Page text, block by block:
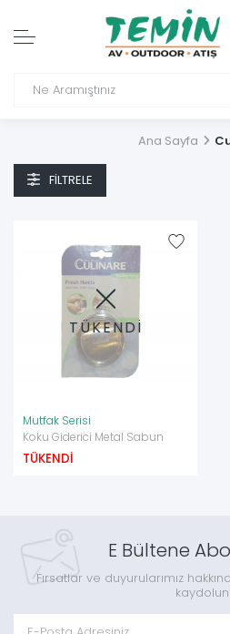
Ana Sayfa
FILTRELE
TÜKENDİ
Mutfak Serisi
Koku Giderici Metal Sabun
TÜKENDİ
E Bültene
Fırsatlar ve duyurularımız
kaydolun!